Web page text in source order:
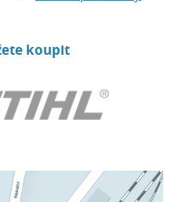
koupit